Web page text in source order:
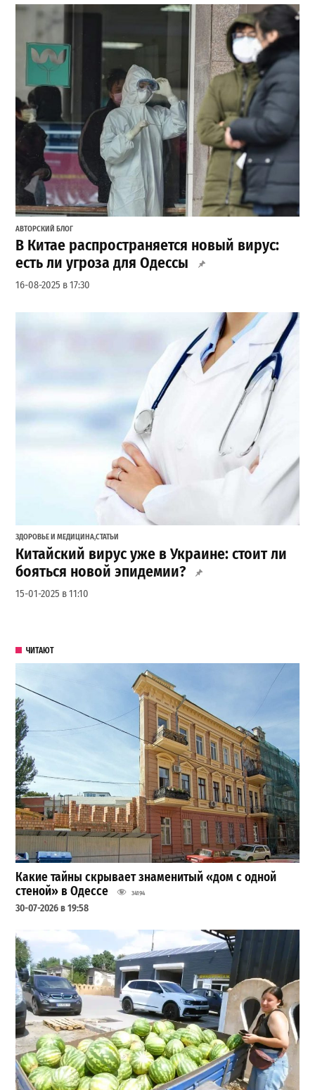
АВТОРСКИЙ БЛОГ
В Китае распространяется новый вирус:
есть ли угроза для Одессы
16-08-2025 в 17:30
ЗДОРОВЬЕ И МЕДИЦИНА,СТАТЬИ
Китайский вирус уже в Украине: стоит ли
бояться новой эпидемии?
15-01-2025 в 11:10
ЧИТАЮТ
Какие тайны скрывает знаменитый «дом с одной
стеной» в Одессе
34194
30-07-2026 в 19:58